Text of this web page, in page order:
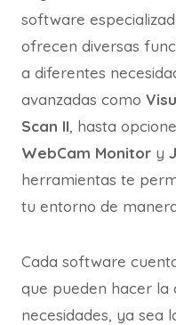
software
ofrecen diversas
a diferentes
avanzadas como
Scan II, hasta
WebCam Monitor y
herramientas te
tu entorno de
Cada software
que pueden hacer la
necesidades, ya sea